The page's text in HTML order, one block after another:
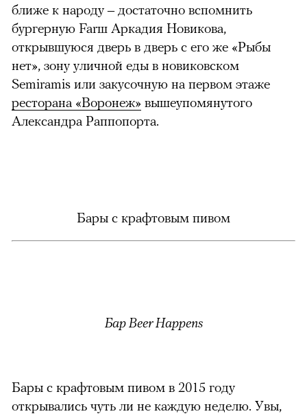
ближе к народу – достаточно вспомнить
бургерную Farш Аркадия Новикова,
открывшуюся дверь в дверь с его же «Рыбы
нет», зону уличной еды в новиковском
Semiramis или закусочную на первом этаже
ресторана «Воронеж» вышеупомянутого
Александра Раппопорта.
Бары с крафтовым пивом
Бар Beer Happens
Бары с крафтовым пивом в 2015 году
открывались чуть ли не каждую неделю. Увы,